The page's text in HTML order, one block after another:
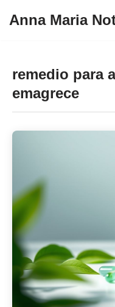
conteúdo
Anna Maria
remedio para
emagrece